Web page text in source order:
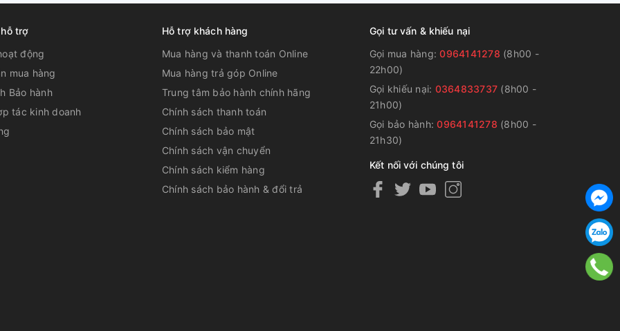
các máy nén Super Multi NX đã được
Động cơ này sử dụng 2 kiểu mô men
trở mang lại hiệu suất năng lượng tối đa.
tự như bộ tăng tốc của một chiếc xe hơi,
rằng nhiệt độ cài đặt của bạn có thể
bất kỳ sự.
trợ
động
mua hàng
Bảo hành
tác kinh doanh
Hỗ trợ khách hàng
Mua hàng và thanh toán Online
Mua hàng trả góp Online
Trung tâm bảo hành chính hãng
Chính sách thanh toán
Chính sách bảo mật
Chính sách vận chuyển
Chính sách kiểm hàng
Chính sách bảo hành & đổi trả
Gọi tư vấn & khiếu nại
Gọi mua hàng:0964141278 (8h00 -
22h00)
Gọi khiếu nại: 0364833737 (8h00 -
21h00)
Gọi bảo hành:0964141278 (8h00 -
21h30)
Kết nối với chúng tôi